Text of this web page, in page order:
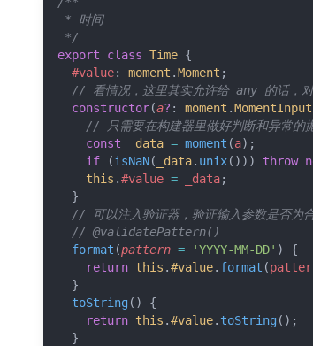
* 时间
*/
export
class Time {
#value: moment .Moment ;
// 看情况，这里其实允许给 any 的话，
constructor(a? : moment .MomentInput
// 只需要在构建器里做好判断和异常的
const
_data = moment (a);
if (isNaN( _data. unix())) throw
this .#value = _data;
  }
// 可以注入验证器，验证输入参数是否为
// @validatePattern()
format (pattern = 'YYYY-MM-DD' ) {
return this .#value. format (
  }
toString () {
return this .#value. toString ();
  }